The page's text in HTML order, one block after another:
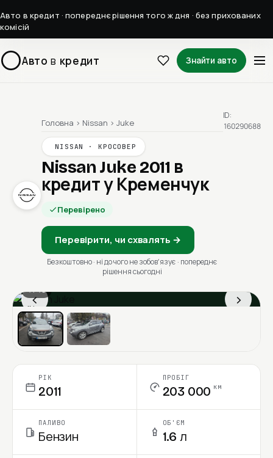
Авто в кредит · попереднє рішення того ж дня · без прихованих
комісій
Авто в кредит Знайти авто
Головна › Nissan › Juke
NISSAN · КРОСОВЕР
Nissan Juke 2011 в
кредит у Кременчук
Перевірено
Перевірити, чи схвалять →
Безкоштовно · ні до чого не зобовʼязує · попереднє
рішення сьогодні
ID:
160290688
‹ ›
1 / 13
Ціна в місяць
РІК
2011
ПРОБІГ
203 000 км
ПАЛИВО
Бензин
ОБ'ЄМ
1.6 л